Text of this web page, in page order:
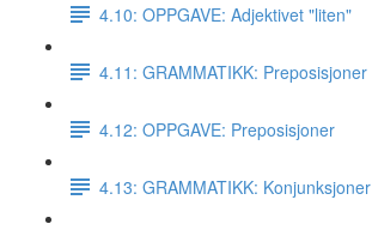
4.10: OPPGAVE: Adjektivet "liten"
4.11: GRAMMATIKK: Preposisjoner
4.12: OPPGAVE: Preposisjoner
4.13: GRAMMATIKK: Konjunksjoner